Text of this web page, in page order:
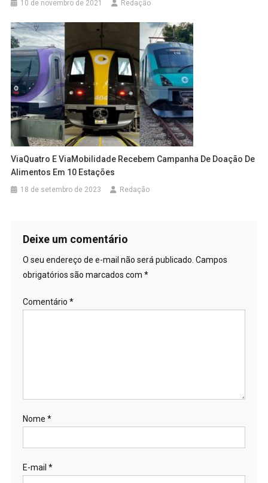
10 de novembro de 2021 Redação
ViaQuatro E ViaMobilidade Recebem Campanha De Doação De
Alimentos Em 10 Estações
18 de setembro de 2023 Redação
Deixe um comentário
O seu endereço de e-mail não será publicado. Campos
obrigatórios são marcados com *
Comentário *
Nome *
E-mail *